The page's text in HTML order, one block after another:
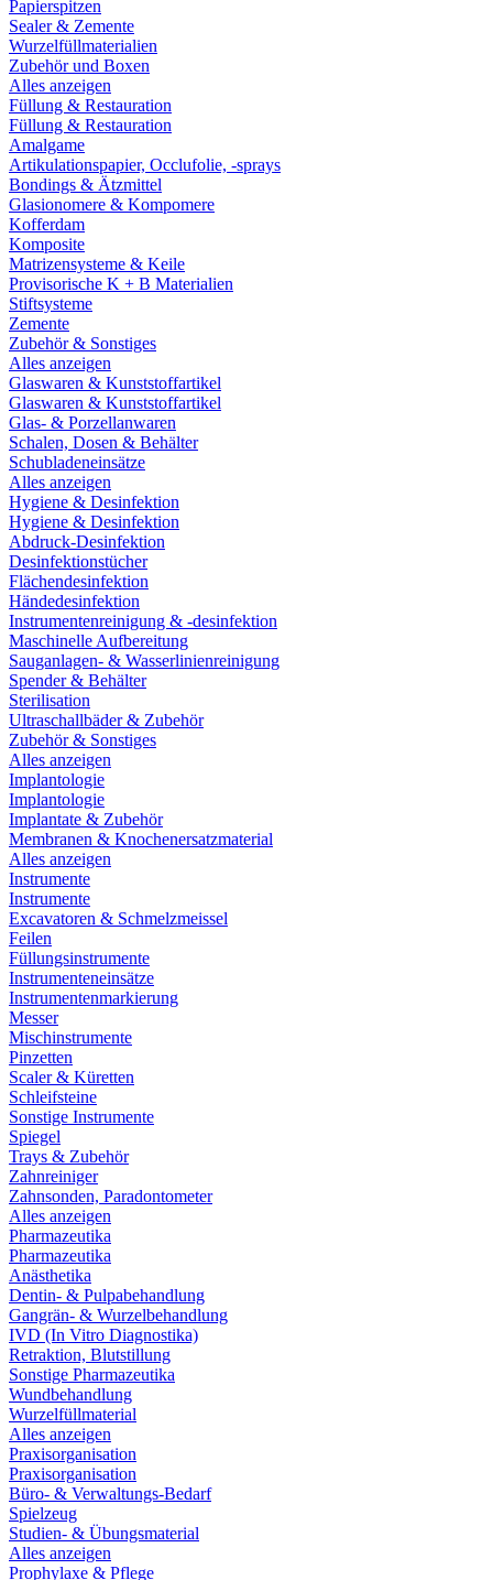
Papierspitzen
Sealer & Zemente
Wurzelfüllmaterialien
Zubehör und Boxen
Alles anzeigen
Füllung & Restauration
Füllung & Restauration
Amalgame
Artikulationspapier, Occlufolie, -sprays
Bondings & Ätzmittel
Glasionomere & Kompomere
Kofferdam
Komposite
Matrizensysteme & Keile
Provisorische K + B Materialien
Stiftsysteme
Zemente
Zubehör & Sonstiges
Alles anzeigen
Glaswaren & Kunststoffartikel
Glaswaren & Kunststoffartikel
Glas- & Porzellanwaren
Schalen, Dosen & Behälter
Schubladeneinsätze
Alles anzeigen
Hygiene & Desinfektion
Hygiene & Desinfektion
Abdruck-Desinfektion
Desinfektionstücher
Flächendesinfektion
Händedesinfektion
Instrumentenreinigung & -desinfektion
Maschinelle Aufbereitung
Sauganlagen- & Wasserlinienreinigung
Spender & Behälter
Sterilisation
Ultraschallbäder & Zubehör
Zubehör & Sonstiges
Alles anzeigen
Implantologie
Implantologie
Implantate & Zubehör
Membranen & Knochenersatzmaterial
Alles anzeigen
Instrumente
Instrumente
Excavatoren & Schmelzmeissel
Feilen
Füllungsinstrumente
Instrumenteneinsätze
Instrumentenmarkierung
Messer
Mischinstrumente
Pinzetten
Scaler & Küretten
Schleifsteine
Sonstige Instrumente
Spiegel
Trays & Zubehör
Zahnreiniger
Zahnsonden, Paradontometer
Alles anzeigen
Pharmazeutika
Pharmazeutika
Anästhetika
Dentin- & Pulpabehandlung
Gangrän- & Wurzelbehandlung
IVD (In Vitro Diagnostika)
Retraktion, Blutstillung
Sonstige Pharmazeutika
Wundbehandlung
Wurzelfüllmaterial
Alles anzeigen
Praxisorganisation
Praxisorganisation
Büro- & Verwaltungs-Bedarf
Spielzeug
Studien- & Übungsmaterial
Alles anzeigen
Prophylaxe & Pflege